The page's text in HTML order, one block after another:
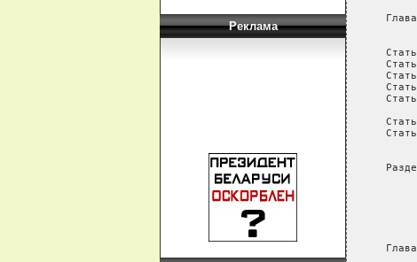
Реклама